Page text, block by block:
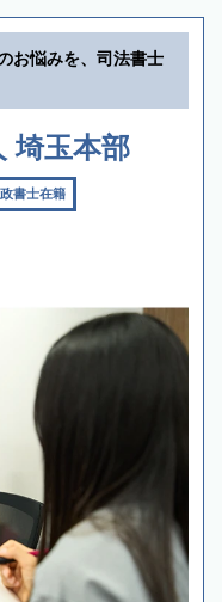
お悩みを、司法書士
埼玉本部
書士在籍